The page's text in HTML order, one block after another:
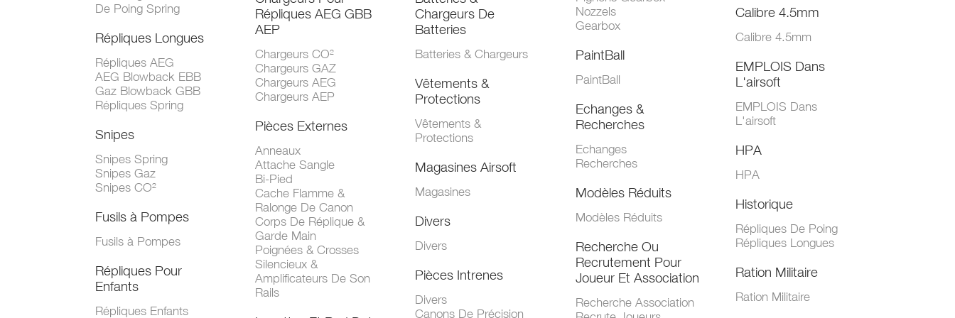
De Poing Spring
Répliques Longues
Répliques AEG
AEG Blowback EBB
Gaz Blowback GBB
Répliques Spring
Snipes
Snipes Spring
Snipes Gaz
Snipes CO²
Fusils à Pompes
Fusils à Pompes
Répliques Pour
Enfants
Répliques Enfants
Répliques AEG GBB
AEP
Chargeurs CO²
Chargeurs GAZ
Chargeurs AEG
Chargeurs AEP
Pièces Externes
Anneaux
Attache Sangle
Bi-Pied
Cache Flamme &
Ralonge De Canon
Corps De Réplique &
Garde Main
Poignées & Crosses
Silencieux &
Amplificateurs De Son
Rails
Chargeurs De
Batteries
Batteries & Chargeurs
Vêtements &
Protections
Vêtements &
Protections
Magasines Airsoft
Magasines
Divers
Divers
Pièces Intrenes
Divers
Canons De Précision
Nozzels
Gearbox
PaintBall
PaintBall
Echanges &
Recherches
Echanges
Recherches
Modèles Réduits
Modèles Réduits
Recherche Ou
Recrutement Pour
Joueur Et Association
Recherche Association
Calibre 4.5mm
Calibre 4.5mm
EMPLOIS Dans
L'airsoft
EMPLOIS Dans
L'airsoft
HPA
HPA
Historique
Répliques De Poing
Répliques Longues
Ration Militaire
Ration Militaire